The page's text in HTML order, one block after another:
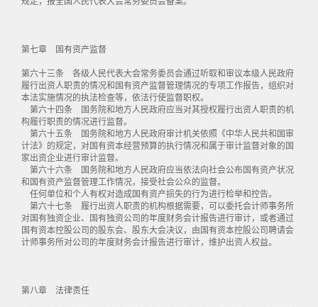
第七章 国有资产监督
第六十三条 各级人民代表大会常务委员会通过听取和审议本级人民政府
履行出资人职责的情况和国有资产监督管理情况的专项工作报告，组织对
本法实施情况的执法检查等，依法行使监督职权。
第六十四条 国务院和地方人民政府应当对其授权履行出资人职责的机
构履行职责的情况进行监督。
第六十五条 国务院和地方人民政府审计机关依照《中华人民共和国审
计法》的规定，对国有资本经营预算的执行情况和属于审计监督对象的国
家出资企业进行审计监督。
第六十六条 国务院和地方人民政府应当依法向社会公布国有资产状况
和国有资产监督管理工作情况，接受社会公众的监督。
任何单位和个人有权对造成国有资产损失的行为进行检举和控告。
第六十七条 履行出资人职责的机构根据需要，可以委托会计师事务所
对国有独资企业、国有独资公司的年度财务会计报告进行审计，或者通过
国有资本控股公司的股东会、股东大会决议，由国有资本控股公司聘请会
计师事务所对公司的年度财务会计报告进行审计，维护出资人权益。
第八章 法律责任